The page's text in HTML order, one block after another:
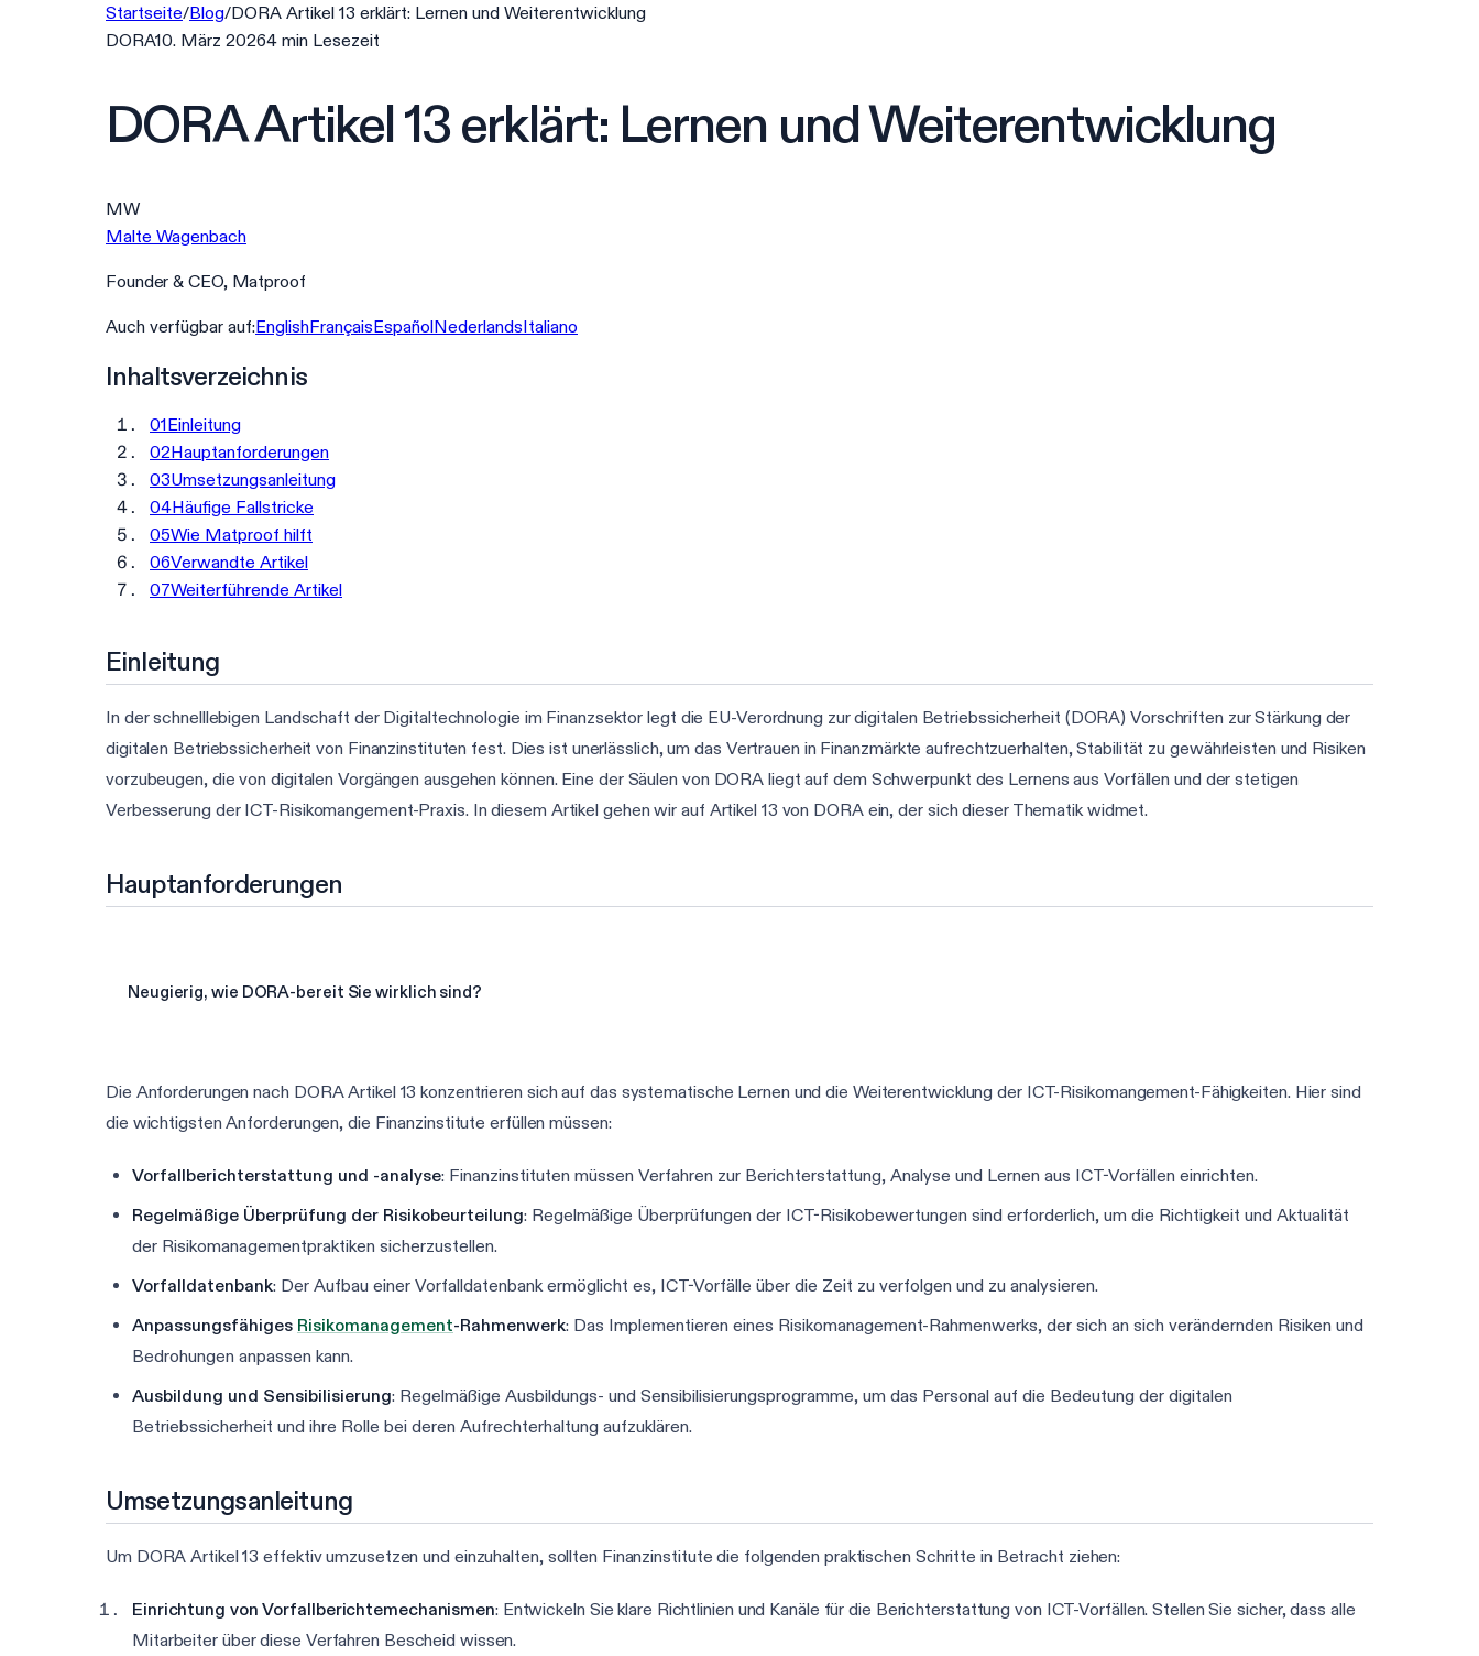
Startseite/Blog/DORA Artikel 13 erklärt: Lernen und Weiterentwicklung
DORA10. März 20264 min Lesezeit
DORA Artikel 13 erklärt: Lernen und Weiterentwicklung
MW
Malte Wagenbach
Founder & CEO, Matproof
Auch verfügbar auf:EnglishFrançaisEspañolNederlandsItaliano
Inhaltsverzeichnis
01Einleitung
02Hauptanforderungen
03Umsetzungsanleitung
04Häufige Fallstricke
05Wie Matproof hilft
06Verwandte Artikel
07Weiterführende Artikel
Einleitung
In der schnelllebigen Landschaft der Digitaltechnologie im Finanzsektor legt die EU-Verordnung zur digitalen Betriebssicherheit (DORA) Vorschriften zur Stärkung der
digitalen Betriebssicherheit von Finanzinstituten fest. Dies ist unerlässlich, um das Vertrauen in Finanzmärkte aufrechtzuerhalten, Stabilität zu gewährleisten und Risiken
vorzubeugen, die von digitalen Vorgängen ausgehen können. Eine der Säulen von DORA liegt auf dem Schwerpunkt des Lernens aus Vorfällen und der stetigen
Verbesserung der ICT-Risikomangement-Praxis. In diesem Artikel gehen wir auf Artikel 13 von DORA ein, der sich dieser Thematik widmet.
Hauptanforderungen
Neugierig, wie DORA-bereit Sie wirklich sind?
Die Anforderungen nach DORA Artikel 13 konzentrieren sich auf das systematische Lernen und die Weiterentwicklung der ICT-Risikomangement-Fähigkeiten. Hier sind
die wichtigsten Anforderungen, die Finanzinstitute erfüllen müssen:
Vorfallberichterstattung und -analyse: Finanzinstituten müssen Verfahren zur Berichterstattung, Analyse und Lernen aus ICT-Vorfällen einrichten.
Regelmäßige Überprüfung der Risikobeurteilung: Regelmäßige Überprüfungen der ICT-Risikobewertungen sind erforderlich, um die Richtigkeit und Aktualität
der Risikomanagementpraktiken sicherzustellen.
Vorfalldatenbank: Der Aufbau einer Vorfalldatenbank ermöglicht es, ICT-Vorfälle über die Zeit zu verfolgen und zu analysieren.
Anpassungsfähiges Risikomanagement-Rahmenwerk: Das Implementieren eines Risikomanagement-Rahmenwerks, der sich an sich verändernden Risiken und
Bedrohungen anpassen kann.
Ausbildung und Sensibilisierung: Regelmäßige Ausbildungs- und Sensibilisierungsprogramme, um das Personal auf die Bedeutung der digitalen
Betriebssicherheit und ihre Rolle bei deren Aufrechterhaltung aufzuklären.
Umsetzungsanleitung
Um DORA Artikel 13 effektiv umzusetzen und einzuhalten, sollten Finanzinstitute die folgenden praktischen Schritte in Betracht ziehen:
Einrichtung von Vorfallberichtemechanismen: Entwickeln Sie klare Richtlinien und Kanäle für die Berichterstattung von ICT-Vorfällen. Stellen Sie sicher, dass alle
Mitarbeiter über diese Verfahren Bescheid wissen.